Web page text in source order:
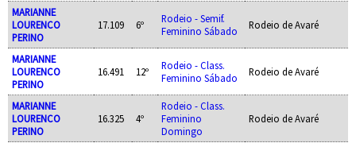
MARIANNE
LOURENCO
PERINO
17.109 6º
Rodeio - Semif.
Feminino Sábado
Rodeio de Avaré
MARIANNE
LOURENCO
PERINO
16.491 12º
Rodeio - Class.
Feminino Sábado
Rodeio de Avaré
MARIANNE
LOURENCO
PERINO
16.325 4º
Rodeio - Class.
Feminino
Domingo
Rodeio de Avaré